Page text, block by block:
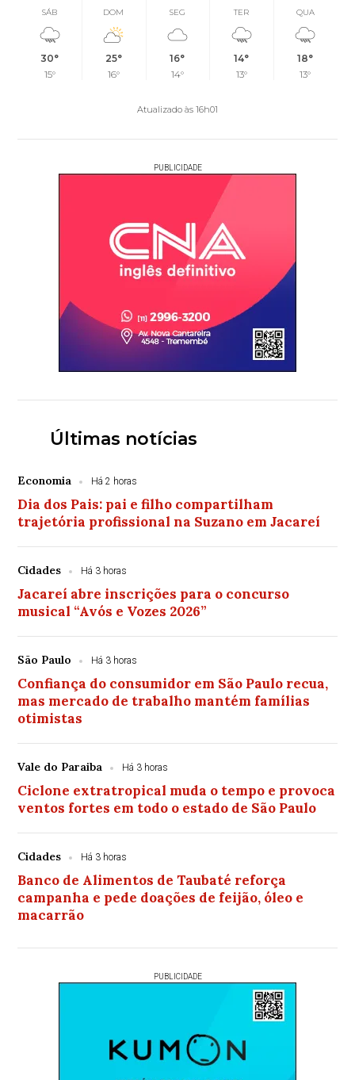
SÁB
30°
15°
DOM
25°
16°
SEG
16°
14°
TER
14°
13°
QUA
18°
13°
Atualizado às 16h01
PUBLICIDADE
Últimas notícias
Economia Há 2 horas
Dia dos Pais: pai e filho compartilham
trajetória profissional na Suzano em Jacareí
Cidades Há 3 horas
Jacareí abre inscrições para o concurso
musical “Avós e Vozes 2026”
São Paulo Há 3 horas
Confiança do consumidor em São Paulo recua,
mas mercado de trabalho mantém famílias
otimistas
Vale do Paraiba Há 3 horas
Ciclone extratropical muda o tempo e provoca
ventos fortes em todo o estado de São Paulo
Cidades Há 3 horas
Banco de Alimentos de Taubaté reforça
campanha e pede doações de feijão, óleo e
macarrão
PUBLICIDADE